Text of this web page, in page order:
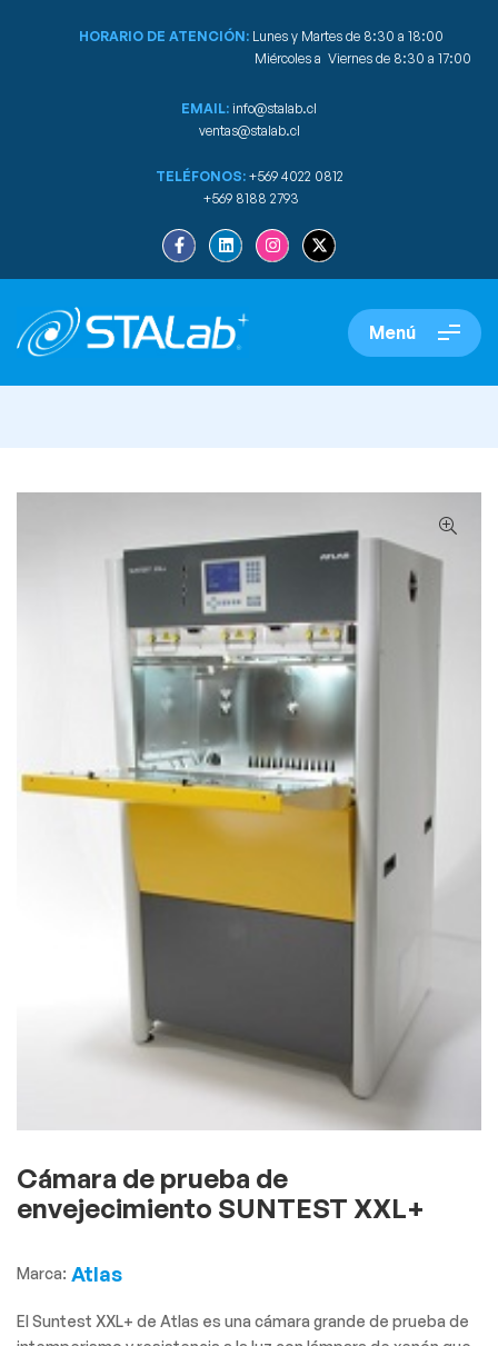
HORARIO DE ATENCIÓN: Lunes y Martes de 8:30 a 18:00
Miércoles a Viernes de 8:30 a 17:00
EMAIL: info@stalab.cl
ventas@stalab.cl
TELÉFONOS:+569 4022 0812
+569 8188 2793
Menú
Cámara de prueba de
envejecimiento SUNTEST XXL+
Marca: Atlas
El Suntest XXL+ de Atlas es una cámara grande de prueba de